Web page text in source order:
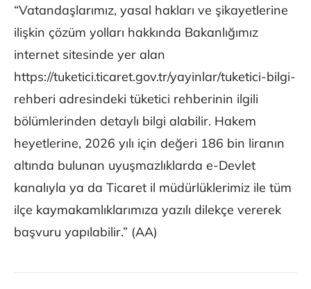
“Vatandaşlarımız, yasal hakları ve şikayetlerine
ilişkin çözüm yolları hakkında Bakanlığımız
internet sitesinde yer alan
https://tuketici.ticaret.gov.tr/yayinlar/tuketici-bilgi-
rehberi adresindeki tüketici rehberinin ilgili
bölümlerinden detaylı bilgi alabilir. Hakem
heyetlerine, 2026 yılı için değeri 186 bin liranın
altında bulunan uyuşmazlıklarda e-Devlet
kanalıyla ya da Ticaret il müdürlüklerimiz ile tüm
ilçe kaymakamlıklarımıza yazılı dilekçe vererek
başvuru yapılabilir.” (AA)